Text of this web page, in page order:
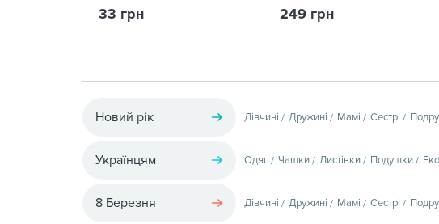
33 грн 249 грн
Новий рік Дівчині Дружині Мамі Сестрі
Українцям Одяг Чашки Листівки Подушки
8 Березня Дівчині Дружині Мамі Сестрі